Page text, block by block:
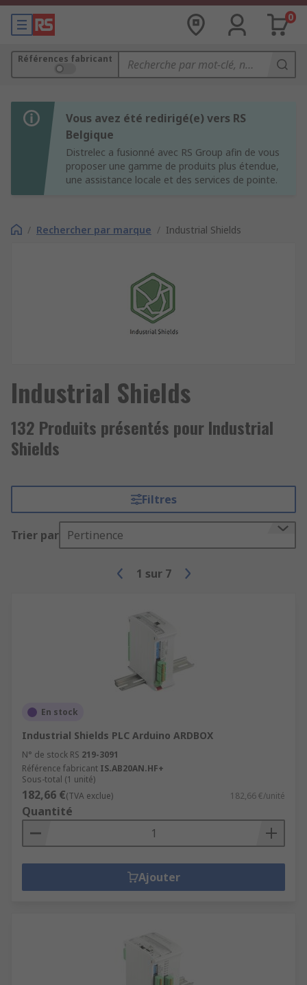
0
Références fabricant
Vous avez été redirigé(e) vers RS
Belgique
Distrelec a fusionné avec RS Group afin de vous
proposer une gamme de produits plus étendue,
une assistance locale et des services de pointe.
/ Rechercher par marque / Industrial Shields
Industrial Shields
132 Produits présentés pour Industrial
Shields
Filtres
Trier par Pertinence
1 sur 7
En stock
Industrial Shields PLC Arduino ARDBOX
N° de stock RS 219-3091
Référence fabricant IS.AB20AN.HF+
Sous-total (1 unité)
182,66 €(TVA exclue) 182,66 €/unité
Quantité
Ajouter